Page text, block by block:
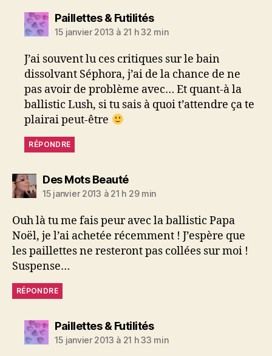
Paillettes & Futilitésdit :
15 janvier 2013 à 21 h 32 min
J’ai souvent lu ces critiques sur le bain
dissolvant Séphora, j’ai de la chance de ne
pas avoir de problème avec… Et quant-à la
ballistic Lush, si tu sais à quoi t’attendre ça te
plairai peut-être
RÉPONDRE
Des Mots Beautédit :
15 janvier 2013 à 21 h 29 min
Ouh là tu me fais peur avec la ballistic Papa
Noël, je l’ai achetée récemment ! J’espère que
les paillettes ne resteront pas collées sur moi !
Suspense…
RÉPONDRE
Paillettes & Futilitésdit :
15 janvier 2013 à 21 h 33 min